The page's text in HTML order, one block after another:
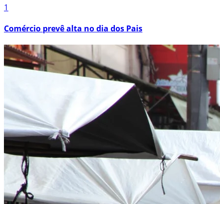
1
Comércio prevê alta no dia dos Pais